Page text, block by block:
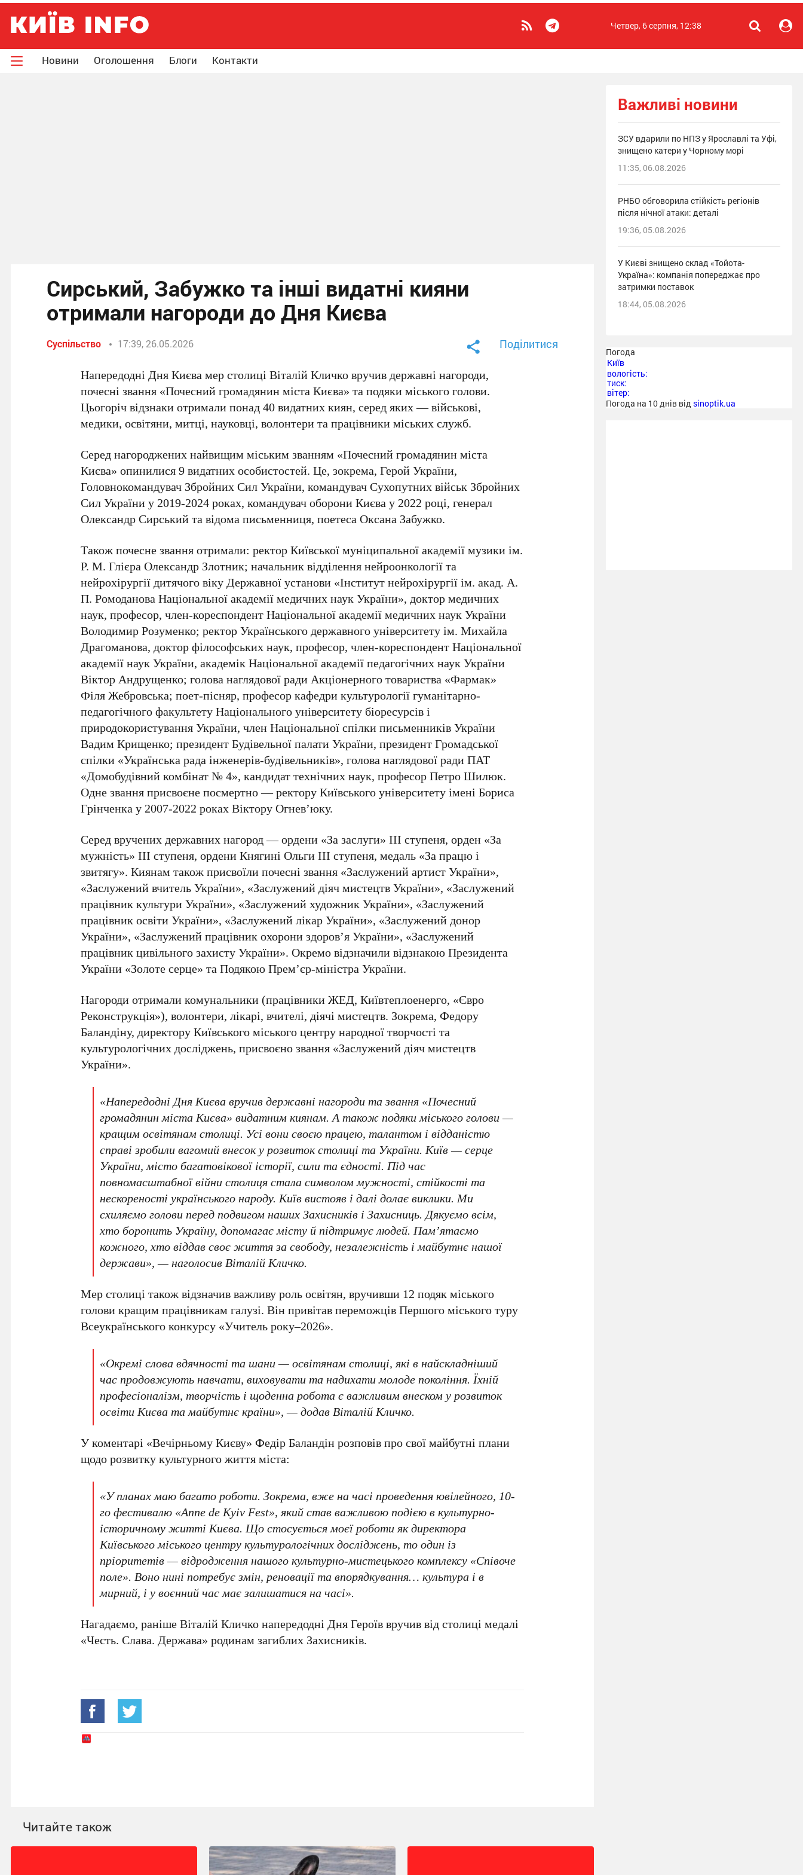
Четвер, 6 серпня, 12:38
Новини Оголошення Блоги Контакти
Сирський, Забужко та інші видатні кияни
отримали нагороди до Дня Києва
Суспільство 17:39, 26.05.2026 Поділитися
НапередодніДня Києвамер столиціВіталій Кличковручив державні нагороди,
почесні звання «Почесний громадянин міста Києва» та подяки міського голови.
Цьогоріч відзнаки отримали понад40видатних киян, серед яких — військові,
медики, освітяни, митці, науковці, волонтери та працівники міських служб.
Серед нагороджених найвищим міським званням «Почесний громадянин міста
Києва» опинилися9видатних особистостей. Це, зокрема,Герой України,
Головнокомандувач Збройних Сил України, командувач Сухопутних військ Збройних
Сил України у 2019-2024 роках, командувач оборони Києва у 2022 році, генерал
Олександр Сирськийта відома письменниця, поетесаОксана Забужко.
Також почесне звання отримали:ректор Київської муніципальної академії музики ім.
Р. М. Глієра Олександр Злотник;начальник відділення нейроонкології та
нейрохірургії дитячого віку Державної установи «Інститут нейрохірургії ім. акад. А.
П. Ромоданова Національної академії медичних наук України», доктор медичних
наук, професор, член-кореспондент Національної академії медичних наук України
Володимир Розуменко;ректор Українського державного університету ім. Михайла
Драгоманова, доктор філософських наук, професор, член-кореспондент Національної
академії наук України, академік Національної академії педагогічних наук України
Віктор Андрущенко;голова наглядової ради Акціонерного товариства «Фармак»
Філя Жебровська;поет-пісняр, професор кафедри культурології гуманітарно-
педагогічного факультету Національного університету біоресурсів і
природокористування України, член Національної спілки письменників України
Вадим Крищенко;президент Будівельної палати України, президент Громадської
спілки «Українська рада інженерів-будівельників», голова наглядової ради ПАТ
«Домобудівний комбінат № 4», кандидат технічних наук, професор Петро Шилюк.
Одне званняприсвоєне посмертно—ректору Київського університету імені Бориса
Грінченка у 2007-2022 роках Віктору Огнев’юку.
Серед вручених державних нагород —ордени «За заслуги» ІІІ ступеня, орден «За
мужність» ІІІ ступеня, ордени Княгині Ольги ІІІ ступеня, медаль «За працю і
звитягу». Киянам також присвоїли почесні звання «Заслужений артист України»,
«Заслужений вчитель України», «Заслужений діяч мистецтв України», «Заслужений
працівник культури України», «Заслужений художник України», «Заслужений
працівник освіти України», «Заслужений лікар України», «Заслужений донор
України», «Заслужений працівник охорони здоров’я України», «Заслужений
працівник цивільного захисту України». Окремо відзначиливідзнакою Президента
України «Золоте серце» таПодякою Прем’єр-міністра України.
Нагороди отримали комунальники (працівникиЖЕД, Київтеплоенерго, «Євро
Реконструкція»), волонтери, лікарі, вчителі, діячі мистецтв. Зокрема,Федору
Баландіну, директоруКиївського міського центру народної творчості та
культурологічних досліджень, присвоєно звання «Заслужений діяч мистецтв
України».
«Напередодні Дня Києва вручив державні нагороди та звання «Почесний
громадянин міста Києва» видатним киянам. А також подяки міського голови —
кращим освітянам столиці. Усі вони своєю працею, талантом і відданістю
справі зробили вагомий внесок у розвиток столиці та України. Київ — серце
України, місто багатовікової історії, сили та єдності. Під час
повномасштабної війни столиця стала символом мужності, стійкості та
нескореності українського народу. Київ вистояв і далі долає виклики. Ми
схиляємо голови перед подвигом наших Захисників і Захисниць. Дякуємо всім,
хто боронить Україну, допомагає місту й підтримує людей. Пам’ятаємо
кожного, хто віддав своє життя за свободу, незалежність і майбутнє нашої
держави», — наголосивВіталій Кличко.
Мер столиці також відзначив важливу роль освітян, вручивши 12 подяк міського
головикращим працівникам галузі. Він привітав переможцівПершого міського туру
Всеукраїнського конкурсу «Учитель року–2026».
«Окремі слова вдячності та шани — освітянам столиці, які в найскладніший
час продовжують навчати, виховувати та надихати молоде покоління. Їхній
професіоналізм, творчість і щоденна робота є важливим внеском у розвиток
освіти Києва та майбутнє країни», — додавВіталій Кличко.
У коментарі «Вечірньому Києву»Федір Баландінрозповів про свої майбутні плани
щодо розвитку культурного життя міста:
«У планах маю багато роботи. Зокрема, вже на часі проведення ювілейного,10-
го фестивалю «Anne de Kyiv Fest», який став важливою подією в культурно-
історичному житті Києва. Що стосується моєї роботи як директора
Київського міського центру культурологічних досліджень, то один із
пріоритетів — відродження нашого культурно-мистецького комплексу «Співоче
поле». Воно нині потребує змін, реновації та впорядкування… культура і в
мирний, і у воєнний час має залишатися на часі».
Нагадаємо, ранішеВіталій КличконапередодніДня Героїввручив від столиці медалі
«Честь. Слава. Держава» родинам загиблих Захисників.
Читайте також
Важливі новини
ЗСУ вдарили по НПЗ у Ярославлі та Уфі,
знищено катери у Чорному морі
11:35, 06.08.2026
РНБО обговорила стійкість регіонів
після нічної атаки: деталі
19:36, 05.08.2026
У Києві знищено склад «Тойота-
Україна»: компанія попереджає про
затримки поставок
18:44, 05.08.2026
Погода
Київ
вологість:
тиск:
вітер:
Погода на 10 днів від sinoptik.ua